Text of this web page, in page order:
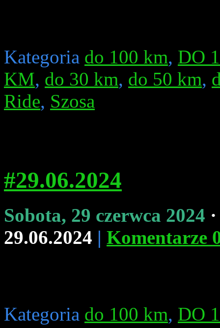
Kategoria do 100 km, DO
KM, do 30 km, do 50 km,
Ride, Szosa
#29.06.2024
Sobota, 29 czerwca 2024
29.06.2024 | Komentarze
Kategoria do 100 km, DO